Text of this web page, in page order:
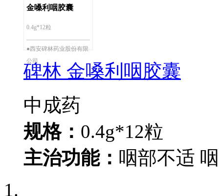
金嗓利咽胶囊
0.4g*12粒
●西安碑林药业股份有限
公司
碑林 金嗓利咽胶囊
中成药
规格： 0.4g*12粒
主治功能： 咽部不适